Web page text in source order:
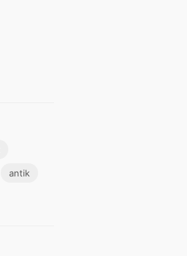
antik